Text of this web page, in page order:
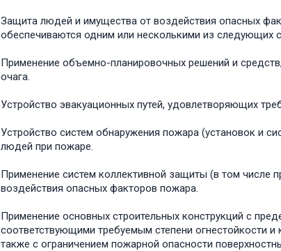
Защита людей и имущества от воздействия опасных
обеспечиваются одним или несколькими из следующих
Применение объемно-планировочных решений и
очага.
Устройство эвакуационных путей, удовлетворяющих
Устройство систем обнаружения пожара (установок и
людей при пожаре.
Применение систем коллективной защиты (в том
воздействия опасных факторов пожара.
Применение основных строительных конструкций с
соответствующими требуемым степени огнестойкости
также с ограничением пожарной опасности